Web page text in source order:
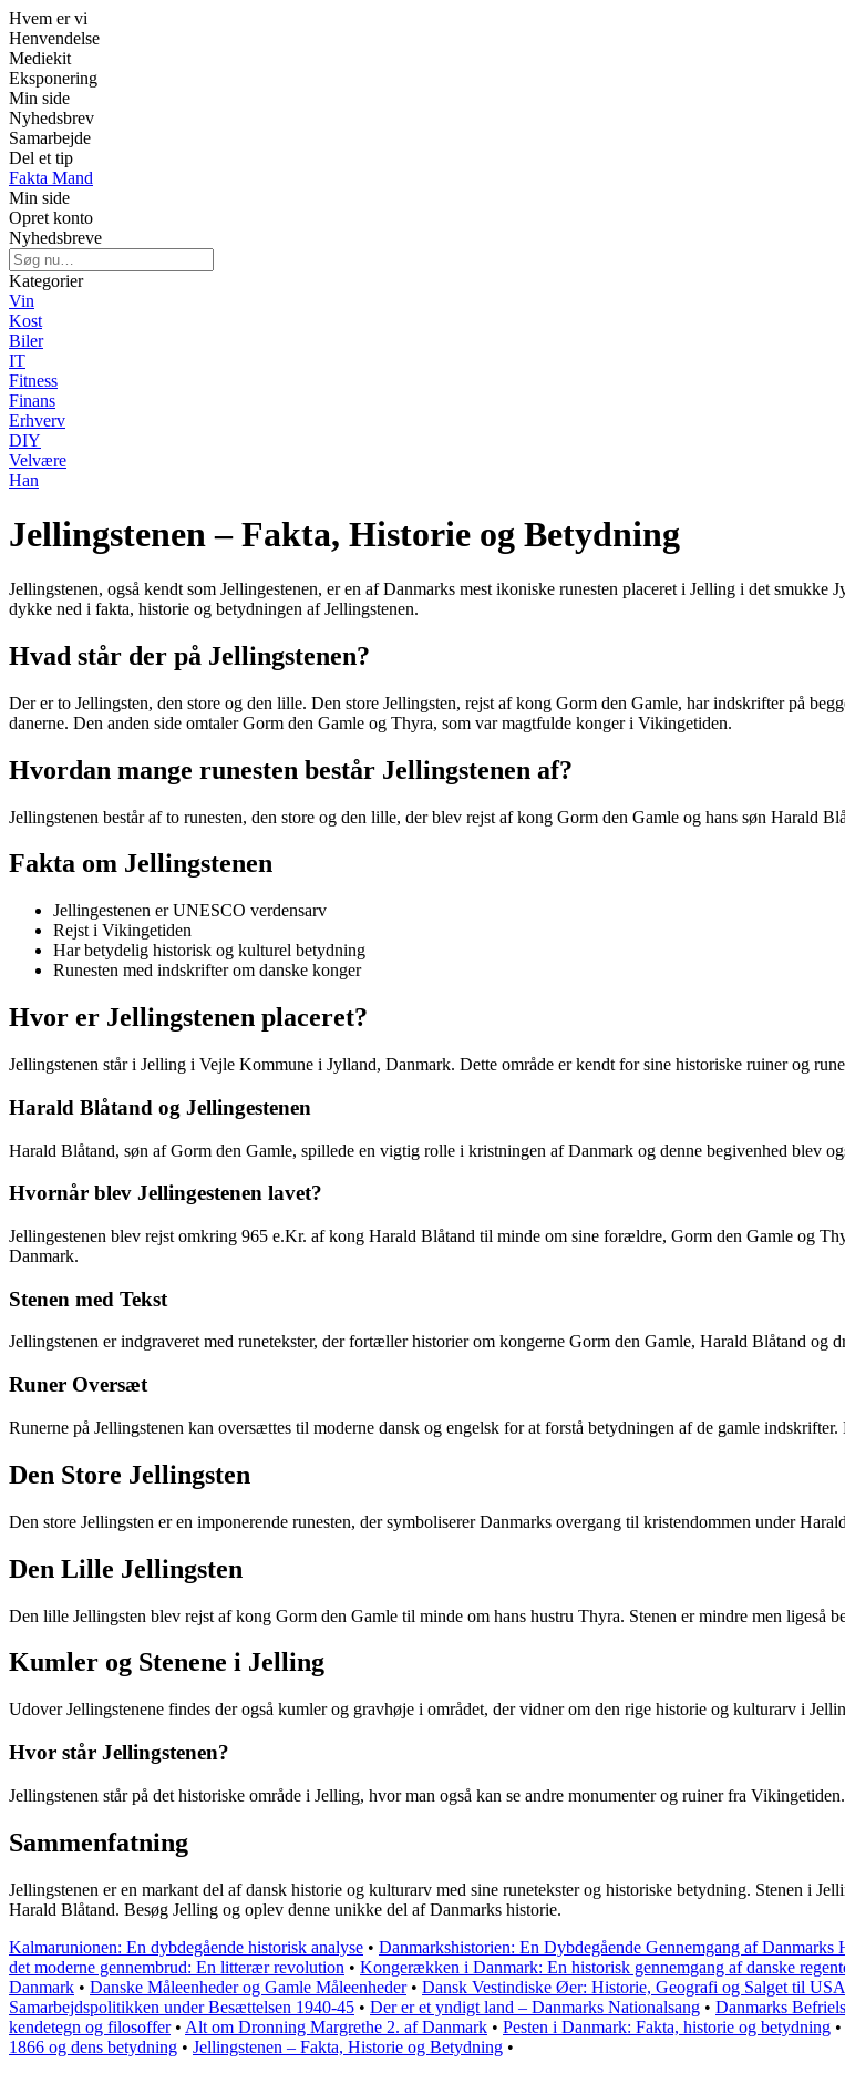
Hvem er vi
Henvendelse
Mediekit
Eksponering
Min side
Nyhedsbrev
Samarbejde
Del et tip
Fakta Mand
Min side
Opret konto
Nyhedsbreve
Kategorier
Vin
Kost
Biler
IT
Fitness
Finans
Erhverv
DIY
Velvære
Han
Jellingstenen – Fakta, Historie og Betydning
Jellingstenen, også kendt som Jellingestenen, er en af Danmarks mest ikoniske runesten placeret i Jelling i det
dykke ned i fakta, historie og betydningen af Jellingstenen.
Hvad står der på Jellingstenen?
Der er to Jellingsten, den store og den lille. Den store Jellingsten, rejst af kong Gorm den Gamle, har indskrifter på
danerne. Den anden side omtaler Gorm den Gamle og Thyra, som var magtfulde konger i Vikingetiden.
Hvordan mange runesten består Jellingstenen af?
Jellingstenen består af to runesten, den store og den lille, der blev rejst af kong Gorm den Gamle og hans søn Harald
Fakta om Jellingstenen
Jellingestenen er UNESCO verdensarv
Rejst i Vikingetiden
Har betydelig historisk og kulturel betydning
Runesten med indskrifter om danske konger
Hvor er Jellingstenen placeret?
Jellingstenen står i Jelling i Vejle Kommune i Jylland, Danmark. Dette område er kendt for sine historiske ruiner og
Harald Blåtand og Jellingestenen
Harald Blåtand, søn af Gorm den Gamle, spillede en vigtig rolle i kristningen af Danmark og denne begivenhed blev
Hvornår blev Jellingestenen lavet?
Jellingestenen blev rejst omkring 965 e.Kr. af kong Harald Blåtand til minde om sine forældre, Gorm den Gamle og
Danmark.
Stenen med Tekst
Jellingstenen er indgraveret med runetekster, der fortæller historier om kongerne Gorm den Gamle, Harald Blåtand
Runer Oversæt
Runerne på Jellingstenen kan oversættes til moderne dansk og engelsk for at forstå betydningen af de gamle
Den Store Jellingsten
Den store Jellingsten er en imponerende runesten, der symboliserer Danmarks overgang til kristendommen under
Den Lille Jellingsten
Den lille Jellingsten blev rejst af kong Gorm den Gamle til minde om hans hustru Thyra. Stenen er mindre men
Kumler og Stenene i Jelling
Udover Jellingstenene findes der også kumler og gravhøje i området, der vidner om den rige historie og kulturarv i
Hvor står Jellingstenen?
Jellingstenen står på det historiske område i Jelling, hvor man også kan se andre monumenter og ruiner fra
Sammenfatning
Jellingstenen er en markant del af dansk historie og kulturarv med sine runetekster og historiske betydning. Stenen i
Harald Blåtand. Besøg Jelling og oplev denne unikke del af Danmarks historie.
Kalmarunionen: En dybdegående historisk analyse • Danmarkshistorien: En Dybdegående Gennemgang af Danmarks
det moderne gennembrud: En litterær revolution • Kongerækken i Danmark: En historisk gennemgang af danske
Danmark • Danske Måleenheder og Gamle Måleenheder• Dansk Vestindiske Øer: Historie, Geografi og Salget til USA
Samarbejdspolitikken under Besættelsen 1940-45 • Der er et yndigt land – Danmarks Nationalsang • Danmarks
kendetegn og filosoffer• Alt om Dronning Margrethe 2. af Danmark • Pesten i Danmark: Fakta, historie og betydning •
1866 og dens betydning • Jellingstenen – Fakta, Historie og Betydning •